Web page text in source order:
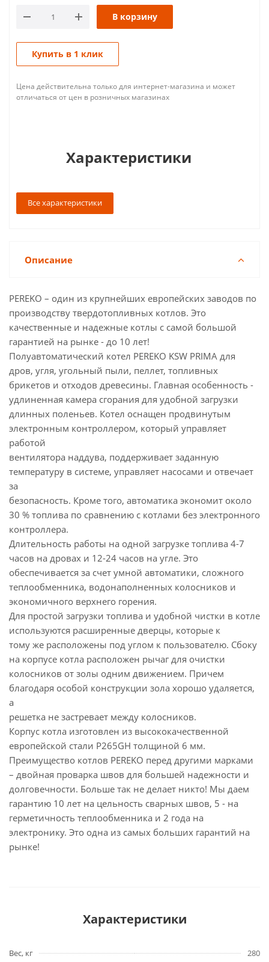
В корзину
Купить в 1 клик
Цена действительна только для интернет-магазина и может
отличаться от цен в розничных магазинах
Характеристики
Все характеристики
Описание
PEREKO – один из крупнейших европейских заводов по
производству твердотопливных котлов. Это
качественные и надежные котлы с самой большой
гарантией на рынке - до 10 лет!
Полуавтоматический котел PEREKO KSW PRIMA для
дров, угля, угольный пыли, пеллет, топливных
брикетов и отходов древесины. Главная особенность -
удлиненная камера сгорания для удобной загрузки
длинных поленьев. Котел оснащен продвинутым
электронным контроллером, который управляет
работой
вентилятора наддува, поддерживает заданную
температуру в системе, управляет насосами и отвечает
за
безопасность. Кроме того, автоматика экономит около
30 % топлива по сравнению с котлами без электронного
контроллера.
Длительность работы на одной загрузке топлива 4-7
часов на дровах и 12-24 часов на угле. Это
обеспечивается за счет умной автоматики, сложного
теплообменника, водонаполненных колосников и
экономичного верхнего горения.
Для простой загрузки топлива и удобной чистки в котле
используются расширенные дверцы, которые к
тому же расположены под углом к пользователю. Сбоку
на корпусе котла расположен рычаг для очистки
колосников от золы одним движением. Причем
благодаря особой конструкции зола хорошо удаляется,
а
решетка не застревает между колосников.
Корпус котла изготовлен из высококачественной
европейской стали P265GH толщиной 6 мм.
Преимущество котлов PEREKO перед другими марками
– двойная проварка швов для большей надежности и
долговечности. Больше так не делает никто! Мы даем
гарантию 10 лет на цельность сварных швов, 5 - на
герметичность теплообменника и 2 года на
электронику. Это одна из самых больших гарантий на
рынке!
Характеристики
Вес, кг 280